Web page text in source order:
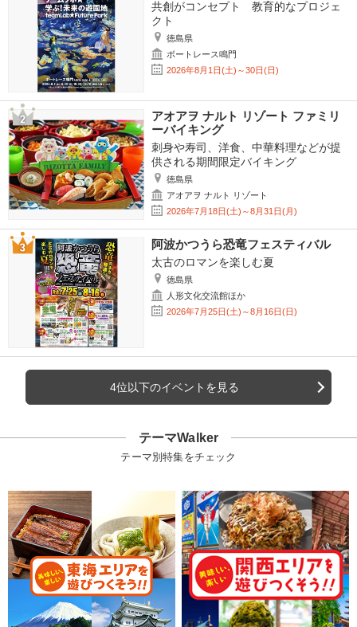
共創がコンセプト 教育的なプロジェ
クト
徳島県
ボートレース鳴門
2026年8月1日(土)～30日(日)
アオアヲ ナルト リゾート ファミリ
ーバイキング
刺身や寿司、洋食、中華料理などが提
供される期間限定バイキング
徳島県
アオアヲ ナルト リゾート
2026年7月18日(土)～8月31日(月)
阿波かつうら恐竜フェスティバル
太古のロマンを楽しむ夏
徳島県
人形文化交流館ほか
2026年7月25日(土)～8月16日(日)
4位以下のイベントを見る
テーマWalker
テーマ別特集をチェック